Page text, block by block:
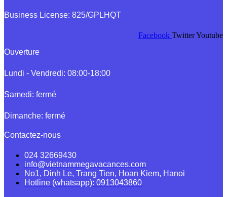
Business License: 825/GPLHQT
Facebook TwitterYoutube
Ouverture
Lundi - Vendredi: 08:00-18:00
Samedi: fermé
Dimanche: fermé
Contactez-nous
024 32669430
info@vietnammegavacances.com
No1, Dinh Le, Trang Tien, Hoan Kiem, Hanoi
Hotline (whatsapp): 0913043860